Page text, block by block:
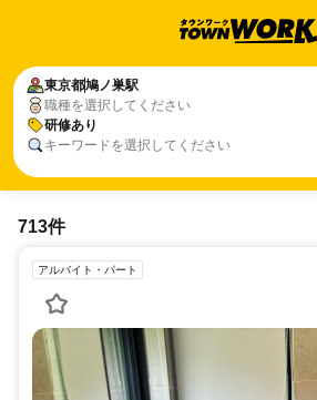
東京都鳩ノ巣駅
職種を選択してください
研修あり
キーワードを選択してください
東京都鳩ノ巣駅
研修あり
713件
アルバイト・パート